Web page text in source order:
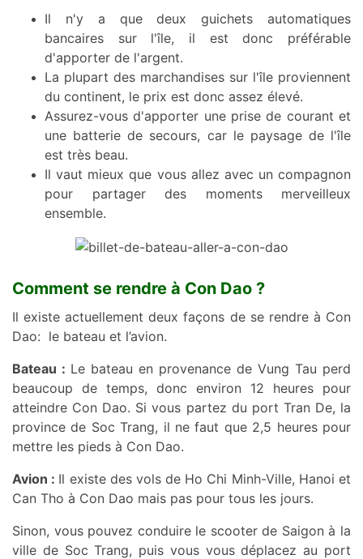
Il n'y a que deux guichets automatiques
bancaires sur l'île, il est donc préférable
d'apporter de l'argent.
La plupart des marchandises sur l'île proviennent
du continent, le prix est donc assez élevé.
Assurez-vous d'apporter une prise de courant et
une batterie de secours, car le paysage de l'île
est très beau.
Il vaut mieux que vous allez avec un compagnon
pour partager des moments merveilleux
ensemble.
Comment se rendre à Con Dao ?
Il existe actuellement deux façons de se rendre à Con
Dao: le bateau et l’avion.
Bateau : Le bateau en provenance de Vung Tau perd
beaucoup de temps, donc environ 12 heures pour
atteindre Con Dao. Si vous partez du port Tran De, la
province de Soc Trang, il ne faut que 2,5 heures pour
mettre les pieds à Con Dao.
Avion : Il existe des vols de Ho Chi Minh-Ville, Hanoi et
Can Tho à Con Dao mais pas pour tous les jours.
Sinon, vous pouvez conduire le scooter de Saigon à la
ville de Soc Trang, puis vous vous déplacez au port